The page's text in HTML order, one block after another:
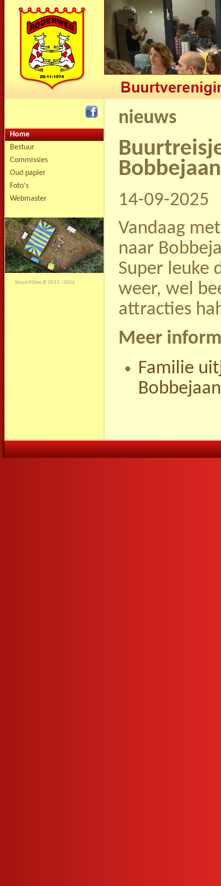
Home
Bestuur
Commissies
Oud papier
Foto's
Webmaster
Shout4Sites ©2013 - 2026
nieuws
14-09-2025
Vandaag
naar
Super leuke
weer, wel
attracties
Meer
Familie